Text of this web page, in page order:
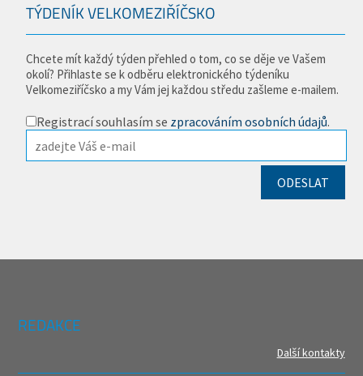
TÝDENÍK VELKOMEZIŘÍČSKO
Chcete mít každý týden přehled o tom, co se děje ve Vašem
okolí? Přihlaste se k odběru elektronického týdeníku
Velkomeziříčsko a my Vám jej každou středu zašleme e-mailem.
Registrací souhlasím se zpracováním osobních údajů.
REDAKCE
Další kontakty